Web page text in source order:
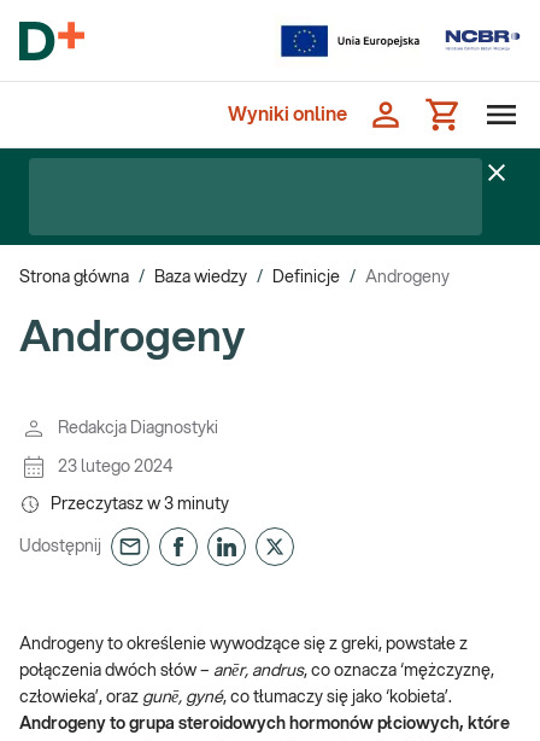
Wyniki online
Strona główna / Baza wiedzy / Definicje / Androgeny
Androgeny
Redakcja Diagnostyki
23 lutego 2024
Przeczytasz w 3 minuty
Udostępnij
Androgeny to określenie wywodzące się z greki, powstałe z
połączenia dwóch słów – anēr, andrus, co oznacza ‘mężczyznę,
człowieka’, oraz gunē, gyné, co tłumaczy się jako ‘kobieta’.
Androgeny to grupa steroidowych hormonów płciowych, które